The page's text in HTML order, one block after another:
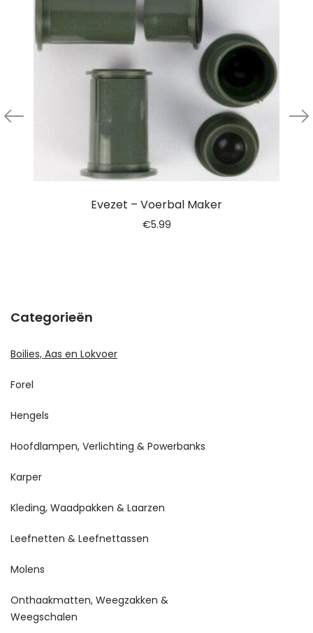
Evezet – Voerbal Maker
€5.99
Categorieën
Boilies, Aas en Lokvoer
Forel
Hengels
Hoofdlampen, Verlichting & Powerbanks
Karper
Kleding, Waadpakken & Laarzen
Leefnetten & Leefnettassen
Molens
Onthaakmatten, Weegzakken &
Weegschalen